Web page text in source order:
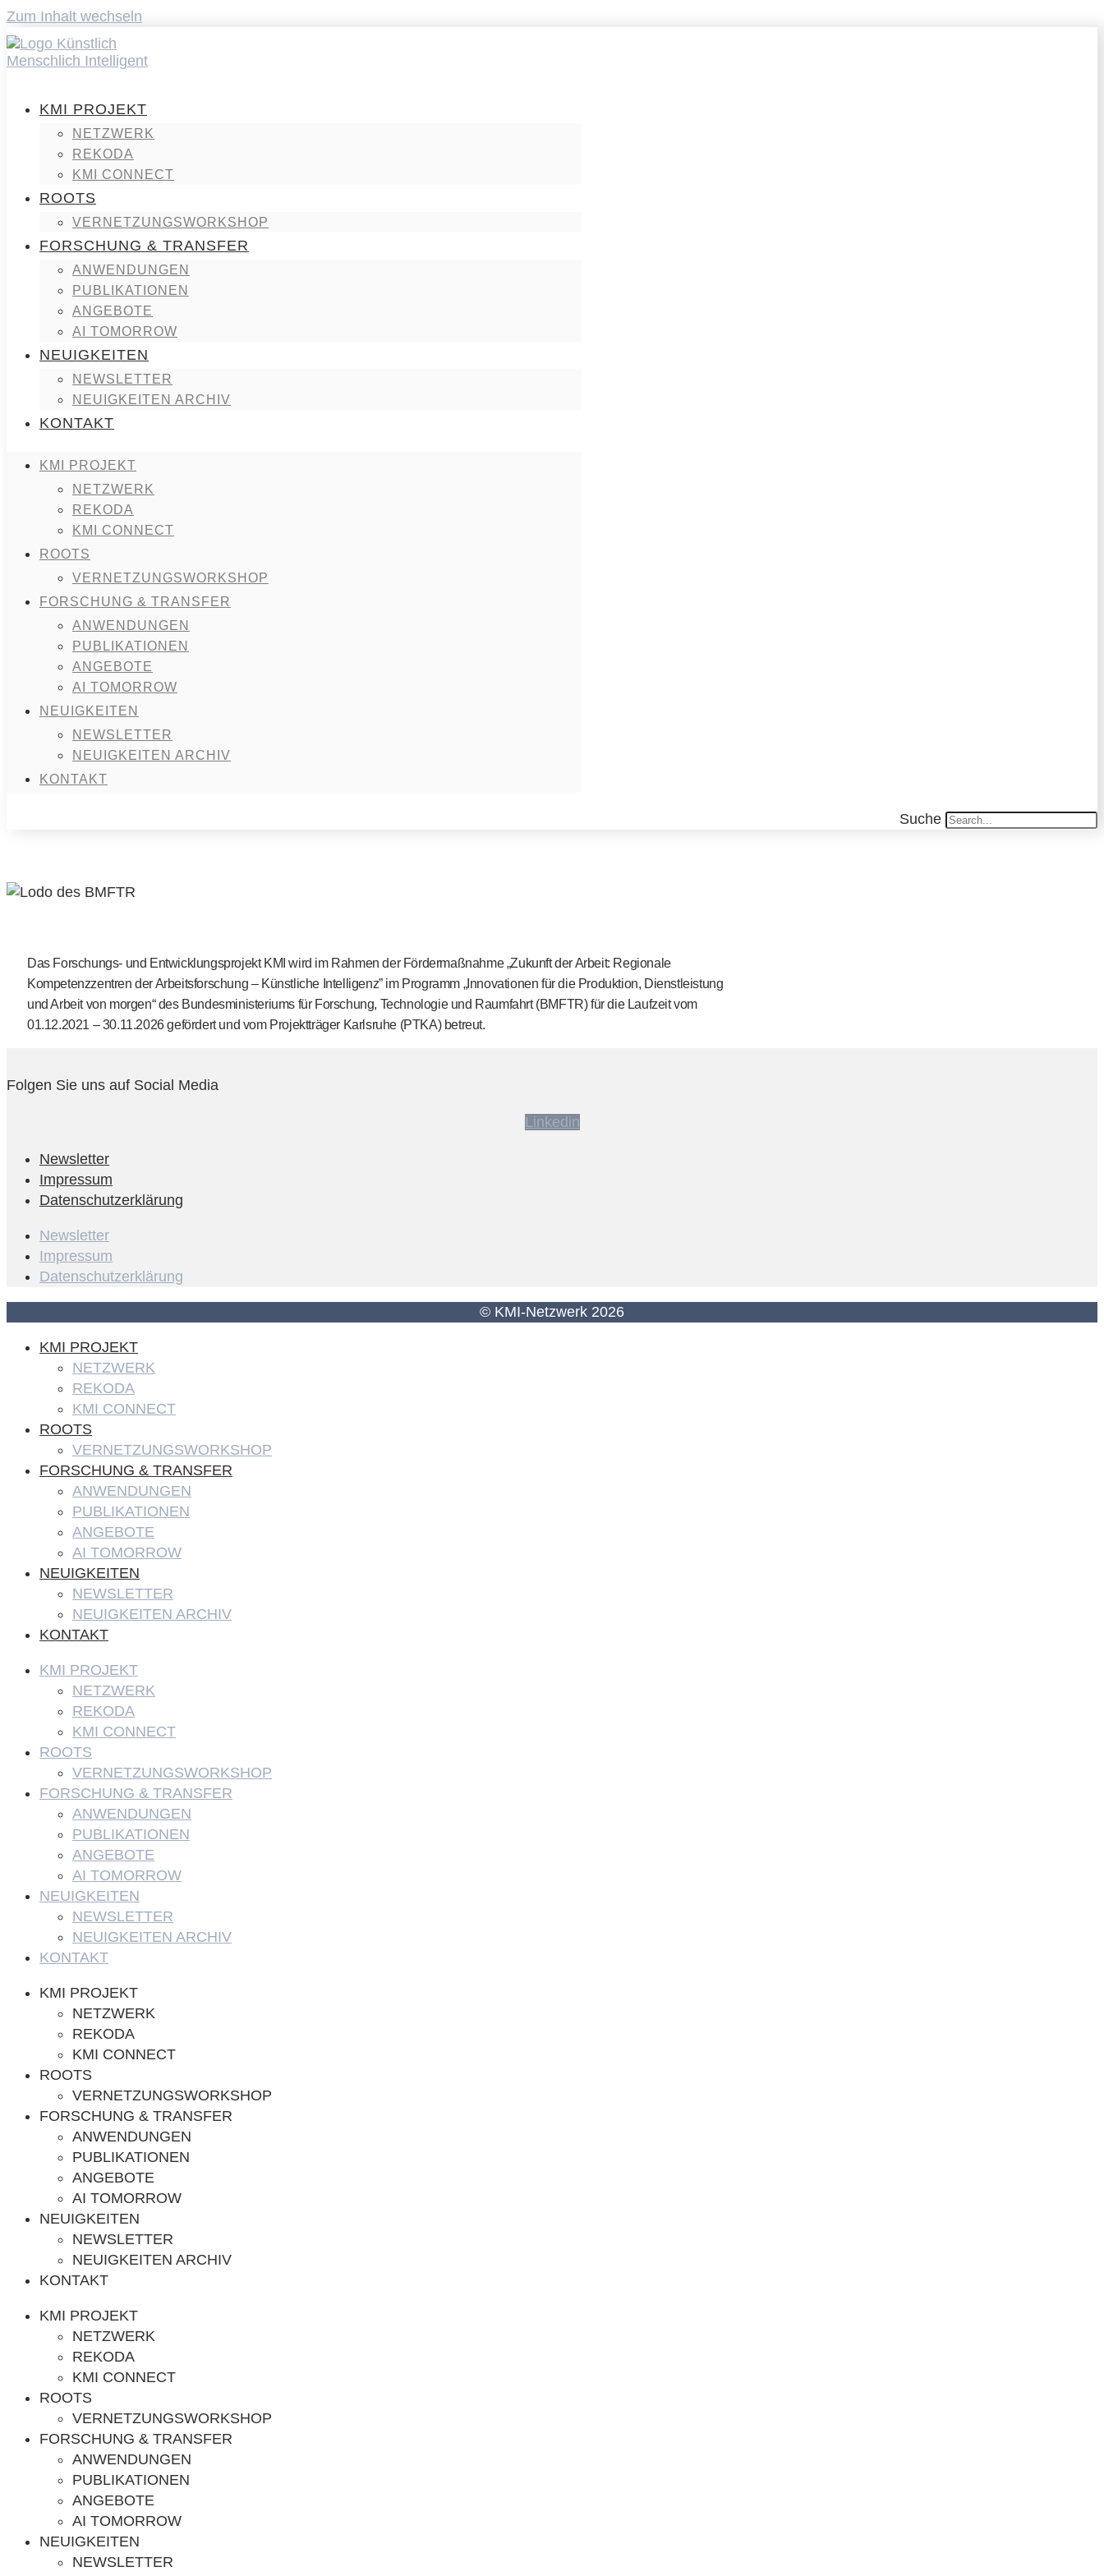
Zum Inhalt wechseln
KMI PROJEKT
NETZWERK
REKODA
KMI CONNECT
ROOTS
VERNETZUNGSWORKSHOP
FORSCHUNG & TRANSFER
ANWENDUNGEN
PUBLIKATIONEN
ANGEBOTE
AI TOMORROW
NEUIGKEITEN
NEWSLETTER
NEUIGKEITEN ARCHIV
KONTAKT
KMI PROJEKT
NETZWERK
REKODA
KMI CONNECT
ROOTS
VERNETZUNGSWORKSHOP
FORSCHUNG & TRANSFER
ANWENDUNGEN
PUBLIKATIONEN
ANGEBOTE
AI TOMORROW
NEUIGKEITEN
NEWSLETTER
NEUIGKEITEN ARCHIV
KONTAKT
Suche
Das Forschungs- und Entwicklungsprojekt KMI wird im Rahmen der Fördermaßnahme „Zukunft der Arbeit: Regionale
Kompetenzzentren der Arbeitsforschung – Künstliche Intelligenz” im Programm „Innovationen für die Produktion, Dienstleistung
und Arbeit von morgen“ des Bundesministeriums für Forschung, Technologie und Raumfahrt (BMFTR) für die Laufzeit vom
01.12.2021 – 30.11.2026 gefördert und vom Projektträger Karlsruhe (PTKA) betreut.
Folgen Sie uns auf Social Media
Linkedin
Newsletter
Impressum
Datenschutzerklärung
Newsletter
Impressum
Datenschutzerklärung
© KMI-Netzwerk 2026
KMI PROJEKT
NETZWERK
REKODA
KMI CONNECT
ROOTS
VERNETZUNGSWORKSHOP
FORSCHUNG & TRANSFER
ANWENDUNGEN
PUBLIKATIONEN
ANGEBOTE
AI TOMORROW
NEUIGKEITEN
NEWSLETTER
NEUIGKEITEN ARCHIV
KONTAKT
KMI PROJEKT
NETZWERK
REKODA
KMI CONNECT
ROOTS
VERNETZUNGSWORKSHOP
FORSCHUNG & TRANSFER
ANWENDUNGEN
PUBLIKATIONEN
ANGEBOTE
AI TOMORROW
NEUIGKEITEN
NEWSLETTER
NEUIGKEITEN ARCHIV
KONTAKT
KMI PROJEKT
NETZWERK
REKODA
KMI CONNECT
ROOTS
VERNETZUNGSWORKSHOP
FORSCHUNG & TRANSFER
ANWENDUNGEN
PUBLIKATIONEN
ANGEBOTE
AI TOMORROW
NEUIGKEITEN
NEWSLETTER
NEUIGKEITEN ARCHIV
KONTAKT
KMI PROJEKT
NETZWERK
REKODA
KMI CONNECT
ROOTS
VERNETZUNGSWORKSHOP
FORSCHUNG & TRANSFER
ANWENDUNGEN
PUBLIKATIONEN
ANGEBOTE
AI TOMORROW
NEUIGKEITEN
NEWSLETTER